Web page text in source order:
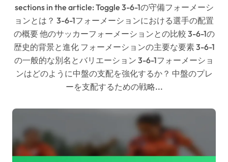
sections in the article: Toggle 3-6-1の守備フォーメーシ
ョンとは？ 3-6-1フォーメーションにおける選手の配置
の概要 他のサッカーフォーメーションとの比較 3-6-1の
歴史的背景と進化 フォーメーションの主要な要素 3-6-1
の一般的な別名とバリエーション 3-6-1フォーメーショ
ンはどのように中盤の支配を強化するか？ 中盤のプレ
ーを支配するための戦略...